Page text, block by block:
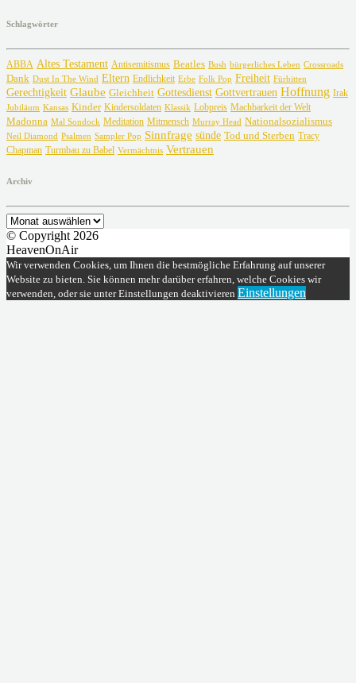
Schlagwörter
ABBA Altes Testament Antisemitismus Beatles Bush bürgerliches Leben Crossroads
Dank Dust In The Wind Eltern Endlichkeit Erbe Folk Pop Freiheit Fürbitten
Gerechtigkeit Glaube Gleichheit Gottesdienst Gottvertrauen Hoffnung Irak
Jubiläum Kansas Kinder Kindersoldaten Klassik Lobpreis Machbarkeit der Welt
Madonna Mal Sondock Meditation Mitmensch Murray Head Nationalsozialismus
Neil Diamond Psalmen Sampler Pop Sinnfrage sünde Tod und Sterben Tracy
Chapman Turmbau zu Babel Vermächtnis Vertrauen
Archiv
Archiv
© Copyright 2026
HeavenOnAir
Wir verwenden Cookies, um Ihnen die bestmögliche Erfahrung auf unserer
Website zu bieten. Sie können mehr darüber erfahren, welche Cookies wir
verwenden, oder sie unter Einstellungen deaktivieren Einstellungen